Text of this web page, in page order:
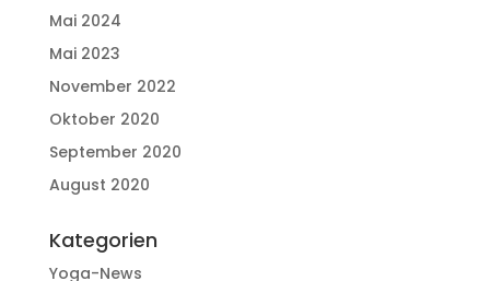
Mai 2024
Mai 2023
November 2022
Oktober 2020
September 2020
August 2020
Kategorien
Yoga-News